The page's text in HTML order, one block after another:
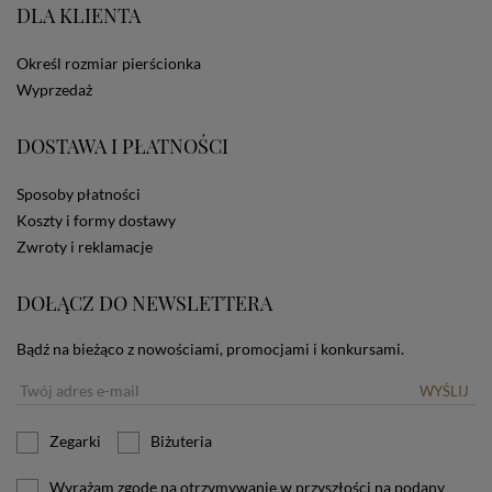
ze Sklepu bez zmiany ustawień w przeglądarce
zamieszczane w urządzeniu końcowym każdego
stosowanie plików cookies powinien zmienić
informacji o plikach cookies.
DLA KLIENTA
Określ rozmiar pierścionka
Wyprzedaż
DOSTAWA I PŁATNOŚCI
Sposoby płatności
Koszty i formy dostawy
Zwroty i reklamacje
DOŁĄCZ DO NEWSLETTERA
Bądź na bieżąco z nowościami, promocjami i konkursami.
WYŚLIJ
Zegarki Biżuteria
Wyrażam zgodę na otrzymywanie w przyszłości na podany